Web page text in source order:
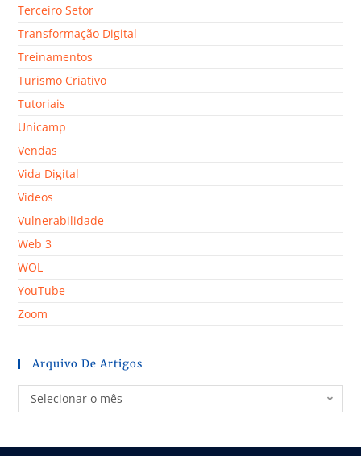
Terceiro Setor
Transformação Digital
Treinamentos
Turismo Criativo
Tutoriais
Unicamp
Vendas
Vida Digital
Vídeos
Vulnerabilidade
Web 3
WOL
YouTube
Zoom
Arquivo De Artigos
Selecionar o mês